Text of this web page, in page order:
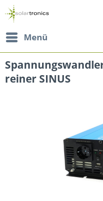
Menü
reiner SINUS